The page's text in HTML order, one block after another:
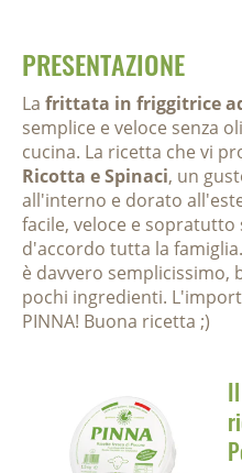
PRESENTAZIONE
La frittata in friggitrice
semplice e veloce senza
cucina. La ricetta che vi
Ricotta e Spinaci, un
all'interno e dorato
facile, veloce e
d'accordo tutta la
è davvero semplicissimo,
pochi ingredienti.
PINNA! Buona ricetta ;)